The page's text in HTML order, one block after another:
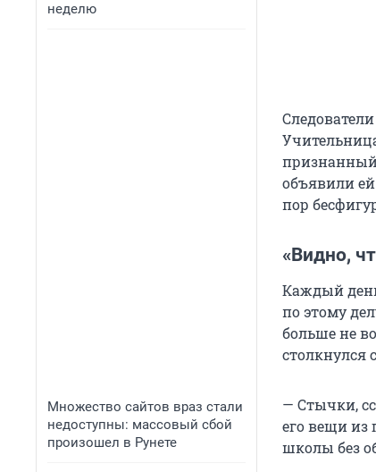
неделю
Множество сайтов враз стали
недоступны: массовый сбой
произошел в Рунете
признанный
объявили ей
пор
«Видно,
Каждый
по этому
больше не
столкнулся
— Стычки,
его вещи из
школы без